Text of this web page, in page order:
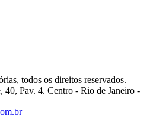
todos os direitos reservados.
40, Pav. 4. Centro - Rio de Janeiro -